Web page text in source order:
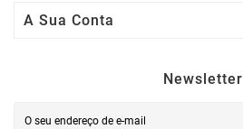
A Sua Conta
Newsletter